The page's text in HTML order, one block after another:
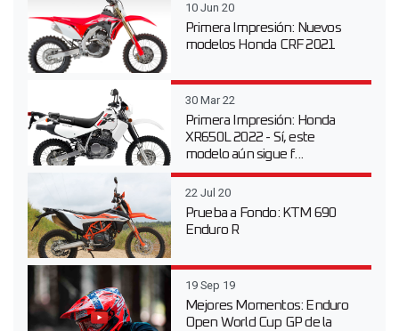
10 Jun 20
Primera Impresión: Nuevos
modelos Honda CRF 2021
30 Mar 22
Primera Impresión: Honda
XR650L 2022 - Sí, este
modelo aún sigue f...
22 Jul 20
Prueba a Fondo: KTM 690
Enduro R
19 Sep 19
Mejores Momentos: Enduro
Open World Cup GP de la